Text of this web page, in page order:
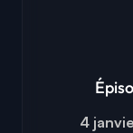
4